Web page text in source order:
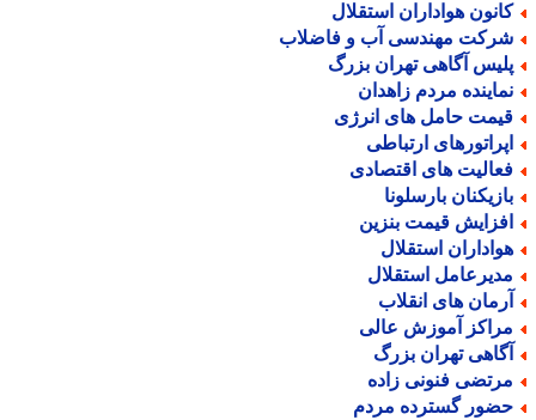
هواداران استقلال
مهندسی آب و فاضلاب
آگاهی تهران بزرگ
مردم زاهدان
حامل های انرژی
ارتباطی
های اقتصادی
بارسلونا
قیمت بنزین
استقلال
استقلال
های انقلاب
آموزش عالی
تهران بزرگ
فنونی زاده
گسترده مردم